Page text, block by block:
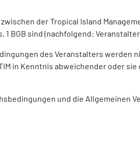
der Tropical Island
BGB sind (nachfolgend:
des Veranstalters werden
in Kenntnis abweichender oder
und die Allgemeinen